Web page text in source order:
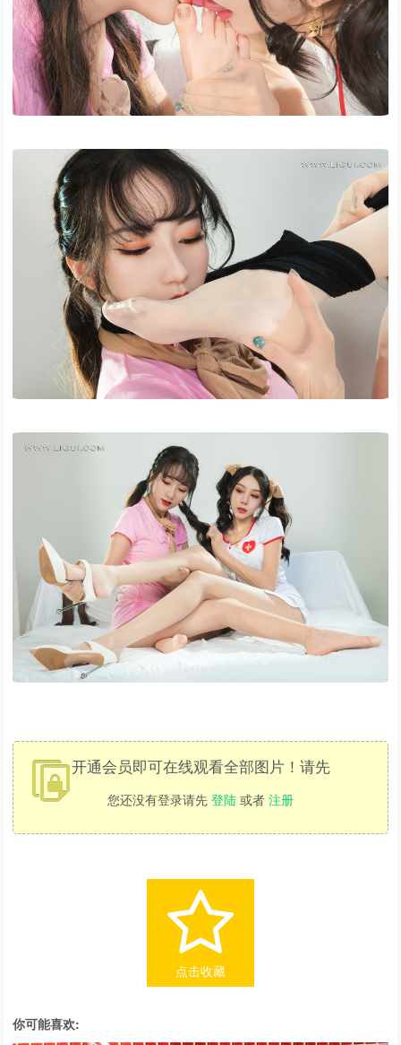
开通会员即可在线观看全部图片！请先
您还没有登录请先 登陆 或者 注册
点击收藏
你可能喜欢: